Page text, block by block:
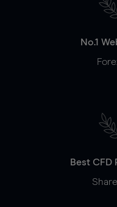
No.1
Best CFD